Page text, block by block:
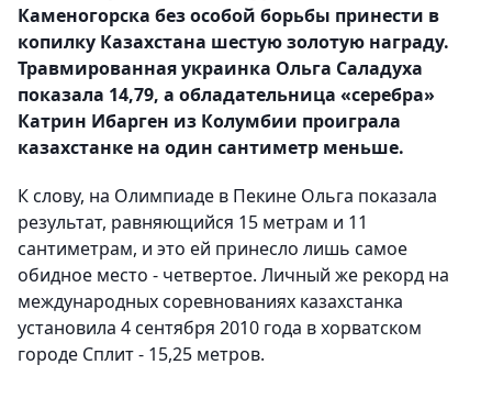
Каменогорска без особой борьбы принести в
копилку Казахстана шестую золотую награду.
Травмированная украинка Ольга Саладуха
показала 14,79, а обладательница «серебра»
Катрин Ибарген из Колумбии проиграла
казахстанке на один сантиметр меньше.
К слову, на Олимпиаде в Пекине Ольга показала
результат, равняющийся 15 метрам и 11
сантиметрам, и это ей принесло лишь самое
обидное место - четвертое. Личный же рекорд на
международных соревнованиях казахстанка
установила 4 сентября 2010 года в хорватском
городе Сплит - 15,25 метров.